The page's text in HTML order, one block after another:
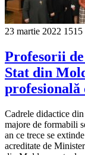
23 martie 2022 1515
Profesorii
Stat din
profesională
Cadrele didactice
majore de formabili
an ce trece se
acreditate de